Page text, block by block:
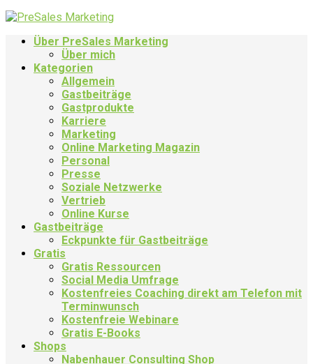
Über PreSales Marketing
Über mich
Kategorien
Allgemein
Gastbeiträge
Gastprodukte
Karriere
Marketing
Online Marketing Magazin
Personal
Presse
Soziale Netzwerke
Vertrieb
Online Kurse
Gastbeiträge
Eckpunkte für Gastbeiträge
Gratis
Gratis Ressourcen
Social Media Umfrage
Kostenfreies Coaching direkt am Telefon mit
Terminwunsch
Kostenfreie Webinare
Gratis E-Books
Shops
Nabenhauer Consulting Shop